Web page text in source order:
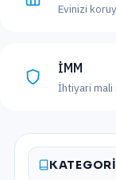
Evinizi
İMM
İhtiyari